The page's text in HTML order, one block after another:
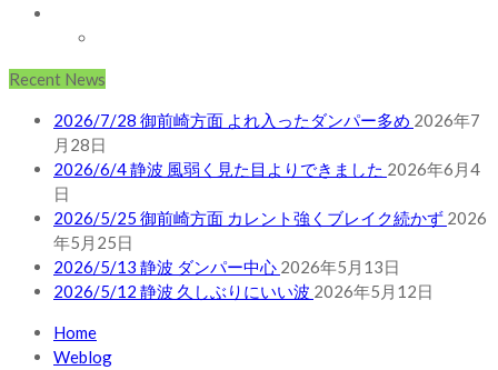
Recent News
2026/7/28 御前崎方面 よれ入ったダンパー多め 2026年7
月28日
2026/6/4 静波 風弱く見た目よりできました 2026年6月4
日
2026/5/25 御前崎方面 カレント強くブレイク続かず 2026
年5月25日
2026/5/13 静波 ダンパー中心 2026年5月13日
2026/5/12 静波 久しぶりにいい波 2026年5月12日
Home
Weblog